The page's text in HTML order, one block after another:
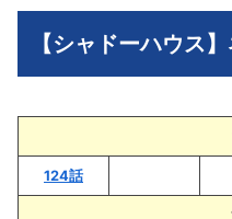
【シャドーハウス
124話